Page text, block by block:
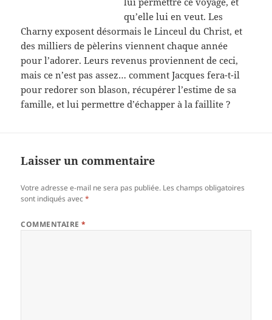
qu’elle lui en veut. Les
Charny exposent désormais le Linceul du Christ, et
des milliers de pèlerins viennent chaque année
pour l’adorer. Leurs revenus proviennent de ceci,
mais ce n’est pas assez… comment Jacques fera-t-il
pour redorer son blason, récupérer l’estime de sa
famille, et lui permettre d’échapper à la faillite ?
Laisser un commentaire
Votre adresse e-mail ne sera pas publiée. Les champs obligatoires
sont indiqués avec*
COMMENTAIRE*